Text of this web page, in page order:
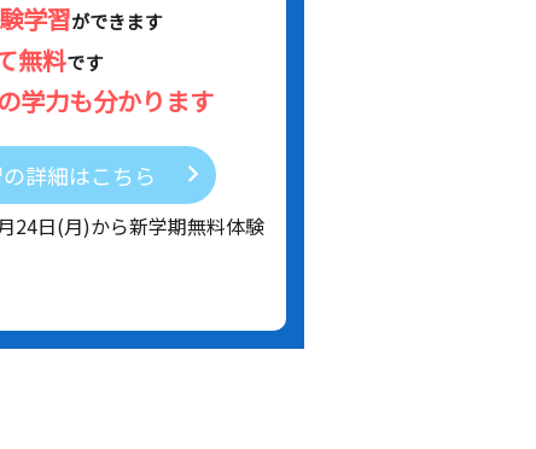
学習ができます
無料です
学力も分かります
詳細はこちら
24日(月)から新学期無料体験